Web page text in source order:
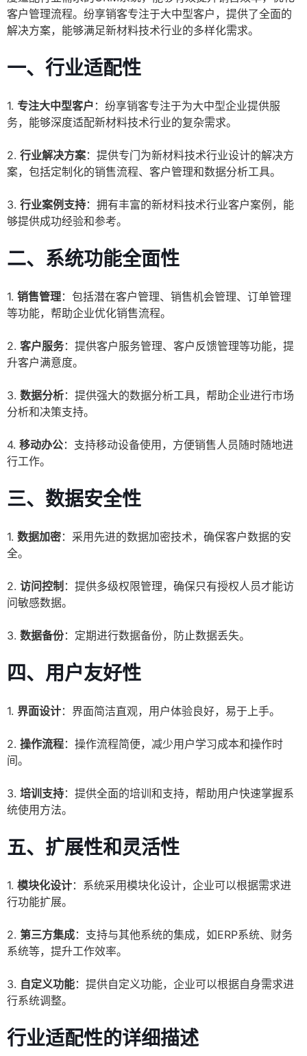
客户管理流程。纷享销客专注于大中型客户，提供了全面的
解决方案，能够满足新材料技术行业的多样化需求。
一、 行业适配性
1. 专注大中型客户 ：纷享销客专注于为大中型企业提供服
务，能够深度适配新材料技术行业的复杂需求。
2. 行业解决方案：提供专门为新材料技术行业设计的解决方
案，包括定制化的销售流程、客户管理和数据分析工具。
3. 行业案例支持：拥有丰富的新材料技术行业客户案例，能
够提供成功经验和参考。
二、 系统功能全面性
1. 销售管理：包括潜在客户管理、销售机会管理、订单管理
等功能，帮助企业优化销售流程。
2. 客户服务：提供客户服务管理、客户反馈管理等功能，提
升客户满意度。
3. 数据分析：提供强大的数据分析工具，帮助企业进行市场
分析和决策支持。
4. 移动办公：支持移动设备使用，方便销售人员随时随地进
行工作。
三、 数据安全性
1. 数据加密：采用先进的数据加密技术，确保客户数据的安
全。
2. 访问控制 ：提供多级权限管理，确保只有授权人员才能访
问敏感数据。
3. 数据备份：定期进行数据备份，防止数据丢失。
四、 用户友好性
1. 界面设计：界面简洁直观，用户体验良好，易于上手。
2. 操作流程：操作流程简便，减少用户学习成本和操作时
间。
3. 培训支持：提供全面的培训和支持，帮助用户快速掌握系
统使用方法。
五、 扩展性和灵活性
1. 模块化设计：系统采用模块化设计，企业可以根据需求进
行功能扩展。
2. 第三方集成：支持与其他系统的集成，如ERP系统、财务
系统等，提升工作效率。
3. 自定义功能：提供自定义功能，企业可以根据自身需求进
行系统调整。
行业适配性的详细描述